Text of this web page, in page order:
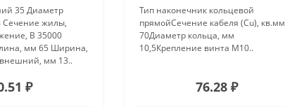
35 Диаметр
Сечение жилы,
В 35000
мм 65 Ширина,
мм 13..
₽
Тип наконечник кольцевой
прямойСечение кабеля (Cu), кв.мм
70Диаметр кольца, мм
10,5Крепление винта М10..
76.28 ₽